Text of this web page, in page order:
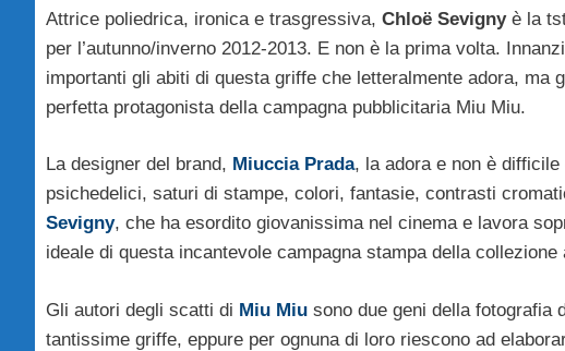
Attrice poliedrica, ironica e trasgressiva, Chloë Sevignyè la
per l’autunno/inverno 2012-2013. E non è la prima volta.
importanti gli abiti di questa griffe che letteralmente adora,
perfetta protagonista della campagna pubblicitaria Miu Miu.
La designer del brand, Miuccia Prada, la adora e non è
psichedelici, saturi di stampe, colori, fantasie, contrasti
Sevigny, che ha esordito giovanissima nel cinema e lavora
ideale di questa incantevole campagna stampa della collezione
Gli autori degli scatti di Miu Miu sono due geni della fotografia
tantissime griffe, eppure per ognuna di loro riescono ad